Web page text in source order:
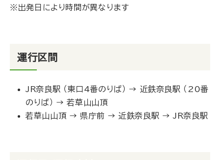
※出発日により時間が異なります
運行区間
JR奈良駅 （東口4番のりば） → 近鉄奈良駅 （20番
のりば） → 若草山山頂
若草山山頂 → 県庁前 → 近鉄奈良駅 → JR奈良駅